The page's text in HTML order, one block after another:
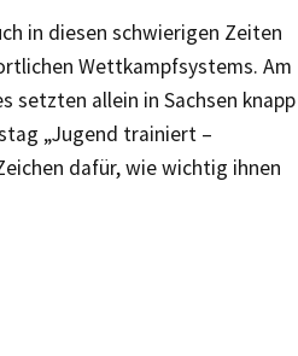
in diesen schwierigen Zeiten
Wettkampfsystems. Am
setzten allein in Sachsen knapp
„Jugend trainiert –
dafür, wie wichtig ihnen